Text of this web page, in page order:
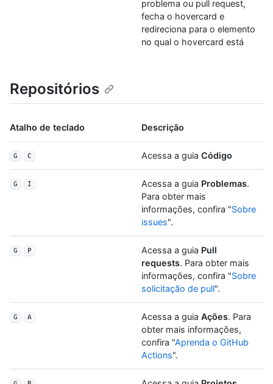
problema ou pull request,
fecha o hovercard e
redireciona para o elemento
no qual o hovercard está
Repositórios
Atalho de teclado Descrição
G C Acessa a guia Código
G I Acessa a guia Problemas.
Para obter mais
informações, confira "Sobre
issues".
G P Acessa a guia Pull
requests. Para obter mais
informações, confira "Sobre
solicitação de pull".
G A Acessa a guia Ações. Para
obter mais informações,
confira "Aprenda o GitHub
Actions".